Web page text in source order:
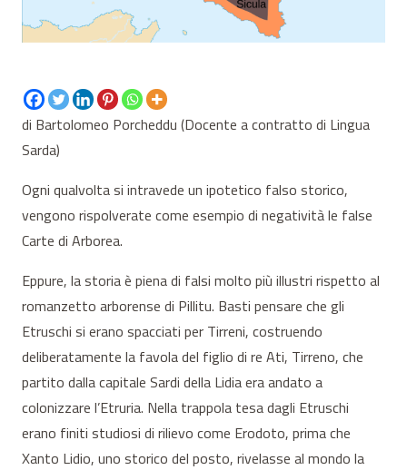
di Bartolomeo Porcheddu (Docente a contratto di Lingua
Sarda)
Ogni qualvolta si intravede un ipotetico falso storico,
vengono rispolverate come esempio di negatività le false
Carte di Arborea.
Eppure, la storia è piena di falsi molto più illustri rispetto al
romanzetto arborense di Pillitu. Basti pensare che gli
Etruschi si erano spacciati per Tirreni, costruendo
deliberatamente la favola del figlio di re Ati, Tirreno, che
partito dalla capitale Sardi della Lidia era andato a
colonizzare l’Etruria. Nella trappola tesa dagli Etruschi
erano finiti studiosi di rilievo come Erodoto, prima che
Xanto Lidio, uno storico del posto, rivelasse al mondo la